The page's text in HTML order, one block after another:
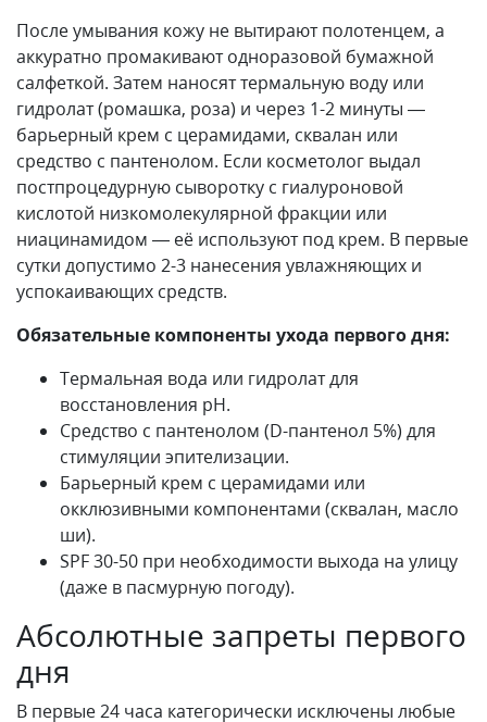
После умывания кожу не вытирают полотенцем, а
аккуратно промакивают одноразовой бумажной
салфеткой. Затем наносят термальную воду или
гидролат (ромашка, роза) и через 1-2 минуты —
барьерный крем с церамидами, сквалан или
средство с пантенолом. Если косметолог выдал
постпроцедурную сыворотку с гиалуроновой
кислотой низкомолекулярной фракции или
ниацинамидом — её используют под крем. В первые
сутки допустимо 2-3 нанесения увлажняющих и
успокаивающих средств.
Обязательные компоненты ухода первого дня:
Термальная вода или гидролат для
восстановления pH.
Средство с пантенолом (D-пантенол 5%) для
стимуляции эпителизации.
Барьерный крем с церамидами или
окклюзивными компонентами (сквалан, масло
ши).
SPF 30-50 при необходимости выхода на улицу
(даже в пасмурную погоду).
Абсолютные запреты первого
дня
В первые 24 часа категорически исключены любые